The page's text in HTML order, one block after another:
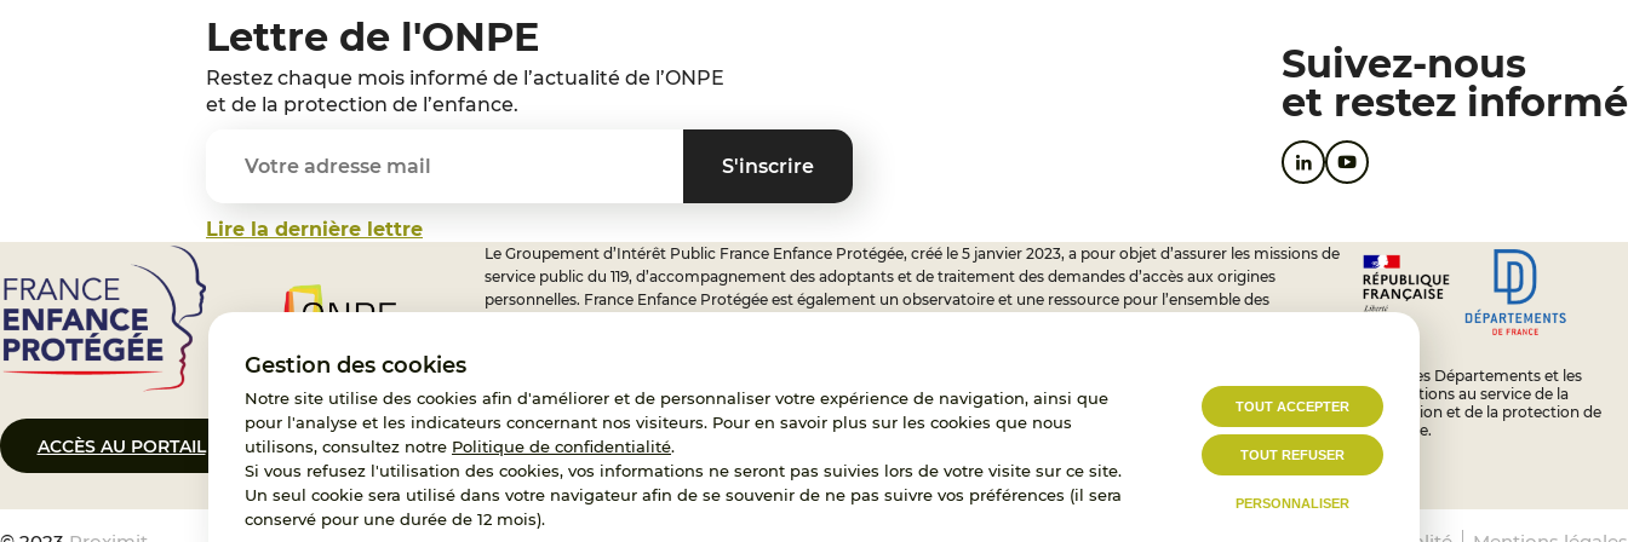
Gestion des cookies
Notre site utilise des cookies afin d'améliorer et de personnaliser votre expérience de navigation, ainsi que
pour l'analyse et les indicateurs concernant nos visiteurs. Pour en savoir plus sur les cookies que nous
utilisons, consultez notre Politique de confidentialité.
Si vous refusez l'utilisation des cookies, vos informations ne seront pas suivies lors de votre visite sur ce site.
Un seul cookie sera utilisé dans votre navigateur afin de se souvenir de ne pas suivre vos préférences (il sera
conservé pour une durée de 12 mois).
TOUT ACCEPTER
TOUT REFUSER
PERSONNALISER
Lettre de l'ONPE
Restez chaque mois informé de l’actualité de l’ONPE
et de la protection de l’enfance.
Lire la dernière lettre
Suivez-nous
et restez informé
ACCÈS AU PORTAIL CONTACT
Le Groupement d’Intérêt Public France Enfance Protégée, créé le 5 janvier 2023, a pour objet d’assurer les missions de
service public du 119, d’accompagnement des adoptants et de traitement des demandes d’accès aux origines
personnelles. France Enfance Protégée est également un observatoire et une ressource pour l’ensemble des
RECRUTEMENT
L’État, les Départements et les
Associations au service de la
prévention et de la protection de
l’enfance.